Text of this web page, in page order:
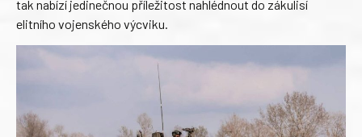
tak nabízí jedinečnou příležitost nahlédnout do zákulisí
elitního vojenského výcviku.